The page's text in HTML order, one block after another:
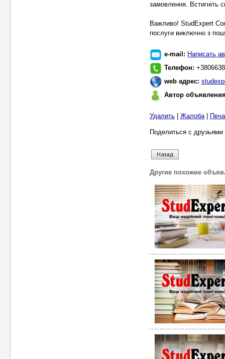
замовлення. Встигніть
Важливо! StudExpert
послуги виключно з
e-mail: Написать
Телефон:
web адрес:
Автор
Удалить Жалоба|
Поделиться с
Другие похожие